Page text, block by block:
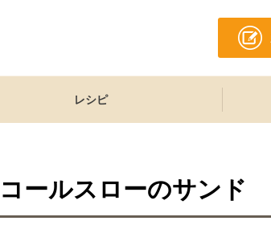
レシピ
ールスローのサンド